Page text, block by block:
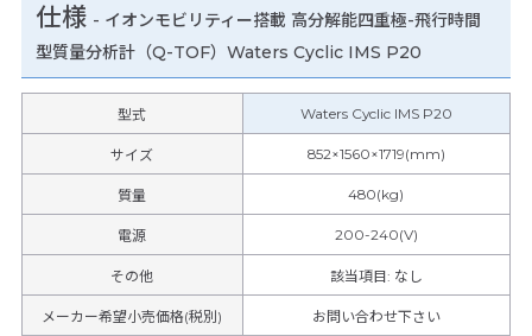
仕様 - イオンモビリティー搭載 高分解能四重極-飛行時間
型質量分析計（Q-TOF）Waters Cyclic IMS P20
型式 Waters Cyclic IMS P20
サイズ 852×1560×1719(mm)
質量 480(kg)
電源 200-240(V)
その他 該当項目: なし
メーカー希望小売価格(税別)
お問い合わせ下さい